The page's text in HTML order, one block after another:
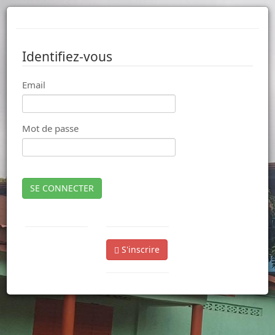
Identifiez-vous
Email
Mot de passe
SE CONNECTER
S'inscrire